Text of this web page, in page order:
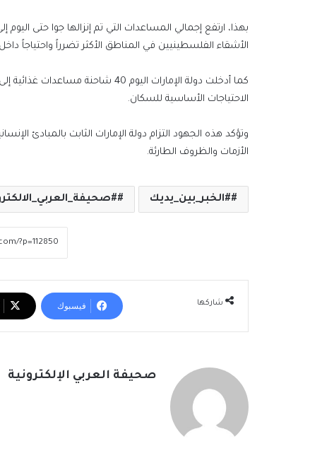
الأشقاء الفلسطينيين في المناطق الأكثر تضرراً واحتياجاً
كما أدخلت دولة الإمارات اليوم 40
الاحتياجات الأساسية للسكان.
وتؤكد هذه الجهود التزام دولة الإمارات الثابت بالمبادئ
الأزمات والظروف الطارئة.
#الخبر_بين_يديك
شاركها فيسبوك
صحيفة العربي الإلكترونية